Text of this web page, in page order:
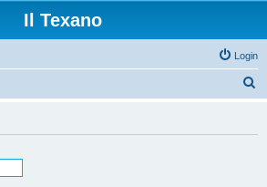
Il Texano
Login